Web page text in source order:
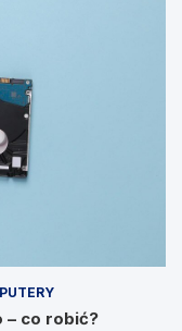
– co robić?